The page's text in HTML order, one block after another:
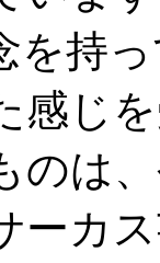
を持
感じ
のは
ーカ